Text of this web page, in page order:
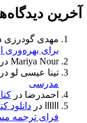
آخرین
مهدی گودرزی
برای بهره‌وری
Mariya Nour در
تینا عیسی لو در
مدرسی
احمدرضا در
در دانلود
فرای ترجمه